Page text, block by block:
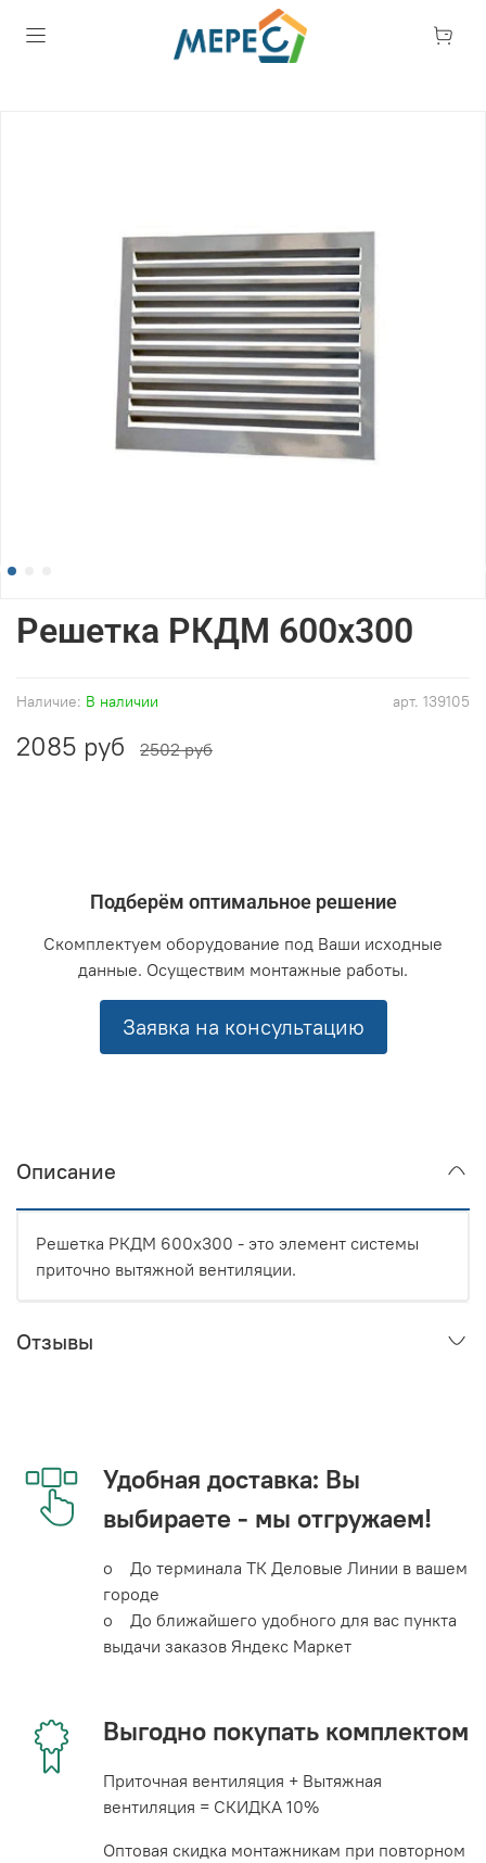
арт. 139105
Наличие: В наличии
Решетка РКДМ 600x300
2085 руб 2502 руб
Подберём оптимальное решение
Скомплектуем оборудование под Ваши исходные
данные. Осуществим монтажные работы.
Заявка на консультацию
Описание
Решетка РКДМ 600x300 - это элемент системы
приточно вытяжной вентиляции.
Отзывы
Удобная доставка: Вы
выбираете - мы отгружаем!
o До терминала ТК Деловые Линии в вашем
городе
o До ближайшего удобного для вас пункта
выдачи заказов Яндекс Маркет
Выгодно покупать комплектом
Приточная вентиляция + Вытяжная
вентиляция = СКИДКА 10%
Оптовая скидка монтажникам при повторном